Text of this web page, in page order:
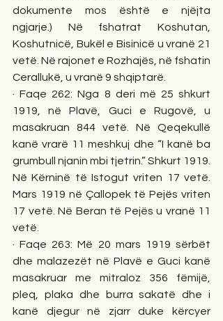
dokumente mos është e njëjta
ngjarje.) Në fshatrat Koshutan,
Koshutnicë, Bukël e Bisinicë u vranë 21
vetë. Në rajonet e Rozhajës, në fshatin
Cerallukë, u vranë 9 shqiptarë.
· Faqe 262: Nga 8 deri më 25 shkurt
1919, në Plavë, Guci e Rugovë, u
masakruan 844 vetë. Në Qeqekullë
kanë vrarë 11 meshkuj dhe “I kanë ba
grumbull njanin mbi tjetrin.” Shkurt 1919.
Në Kërninë të Istogut vriten 17 vetë.
Mars 1919 në Çallopek të Pejës vriten
17 vetë. Në Beran të Pejës u vranë 11
vetë.
· Faqe 263: Më 20 mars 1919 sërbët
dhe malazezët në Plavë e Guci kanë
masakruar me mitraloz 356 fëmijë,
pleq, plaka dhe burra sakatë dhe i
kanë djegur në zjarr duke kërcyer